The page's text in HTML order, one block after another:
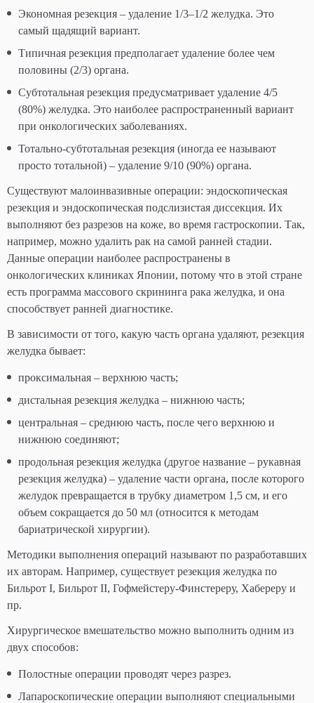
Экономная резекция – удаление 1/3–1/2 желудка. Это
самый щадящий вариант.
Типичная резекция предполагает удаление более чем
половины (2/3) органа.
Субтотальная резекция предусматривает удаление 4/5
(80%) желудка. Это наиболее распространенный вариант
при онкологических заболеваниях.
Тотально-субтотальная резекция (иногда ее называют
просто тотальной) – удаление 9/10 (90%) органа.
Существуют малоинвазивные операции: эндоскопическая
резекция и эндоскопическая подслизистая диссекция. Их
выполняют без разрезов на коже, во время гастроскопии. Так,
например, можно удалить рак на самой ранней стадии.
Данные операции наиболее распространены в
онкологических клиниках Японии, потому что в этой стране
есть программа массового скрининга рака желудка, и она
способствует ранней диагностике.
В зависимости от того, какую часть органа удаляют, резекция
желудка бывает:
проксимальная – верхнюю часть;
дистальная резекция желудка – нижнюю часть;
центральная – среднюю часть, после чего верхнюю и
нижнюю соединяют;
продольная резекция желудка (другое название – рукавная
резекция желудка) – удаление части органа, после которого
желудок превращается в трубку диаметром 1,5 см, и его
объем сокращается до 50 мл (относится к методам
бариатрической хирургии).
Методики выполнения операций называют по разработавших
их авторам. Например, существует резекция желудка по
Бильрот I, Бильрот II, Гофмейстеру-Финстереру, Хабереру и
пр.
Хирургическое вмешательство можно выполнить одним из
двух способов:
Полостные операции проводят через разрез.
Лапароскопические операции выполняют специальными